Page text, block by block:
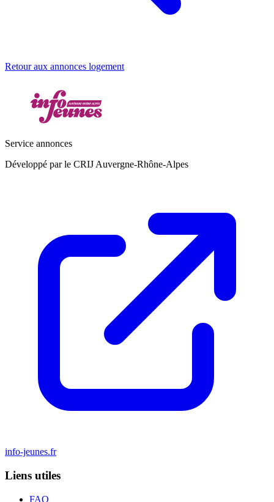
Retour aux annonces logement
Service annonces
Développé par le CRIJ Auvergne-Rhône-Alpes
info-jeunes.fr
Liens utiles
FAQ